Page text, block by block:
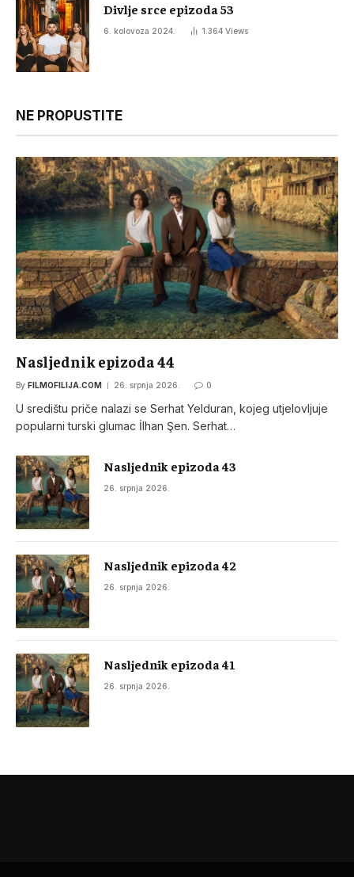
Divlje srce epizoda 53
6. kolovoza 2024. 1.364 Views
NE PROPUSTITE
Nasljednik epizoda 44
By FILMOFILIJA.COM 26. srpnja 2026. 0
U središtu priče nalazi se Serhat Yelduran, kojeg utjelovljuje
popularni turski glumac İlhan Şen. Serhat…
Nasljednik epizoda 43
26. srpnja 2026.
Nasljednik epizoda 42
26. srpnja 2026.
Nasljednik epizoda 41
26. srpnja 2026.